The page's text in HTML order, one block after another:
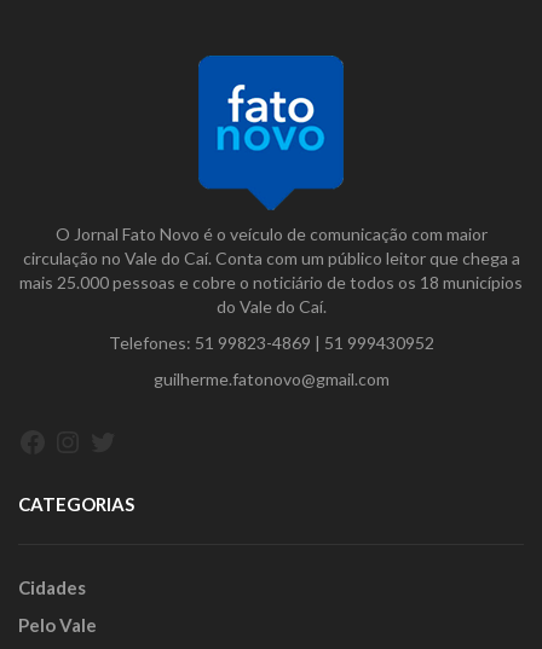
O Jornal Fato Novo é o veículo de comunicação com maior
circulação no Vale do Caí. Conta com um público leitor que chega a
mais 25.000 pessoas e cobre o noticiário de todos os 18 municípios
do Vale do Caí.
Telefones: 51 99823-4869 | 51 999430952
guilherme.fatonovo@gmail.com
CATEGORIAS
Cidades
Pelo Vale